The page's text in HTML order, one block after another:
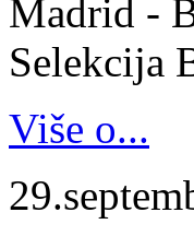
Madrid -
Selekcija
Više o...